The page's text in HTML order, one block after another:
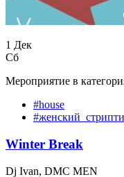
1 Дек
Сб
Мероприятие в
#house
Winter Break
Dj Ivan, DMC MEN